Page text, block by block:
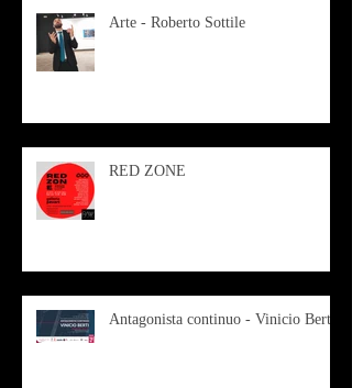
Arte - Roberto Sottile
RED ZONE
Antagonista continuo - Vinicio Berti